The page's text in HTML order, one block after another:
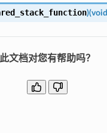
)(void
此文档对您有帮助吗？